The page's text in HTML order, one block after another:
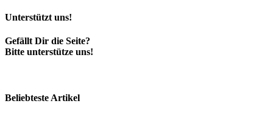
Unterstützt uns!
Gefällt Dir die Seite?
Bitte unterstütze uns!
Beliebteste Artikel